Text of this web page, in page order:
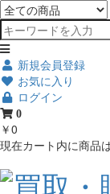
新規会員登録
お気に入り
ログイン
0
￥0
現在カート内に商品